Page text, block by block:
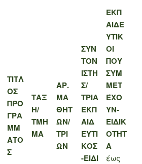
ΤΙΤΛ
ΟΣ
ΠΡΟ
ΓΡΑ
ΜΜ
ΑΤΟ
Σ
ΤΑΞ
Η/
ΤΜΗ
ΜΑ
ΑΡ.
ΜΑ
ΘΗΤ
ΩΝ/
ΤΡΙ
ΩΝ
ΣΥΝ
ΤΟΝ
ΙΣΤΗ
Σ/
ΤΡΙΑ
ΕΚΠ
ΑΙΔ
ΕΥΤΙ
ΚΟΣ
-ΕΙΔΙ
ΕΚΠ
ΑΙΔΕ
ΥΤΙΚ
ΟΙ
ΠΟΥ
ΣΥΜ
ΜΕΤ
ΈΧΟ
ΥΝ-
ΕΙΔΙΚ
ΟΤΗΤ
Α
έως